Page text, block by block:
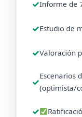
Informe de
Estudio de
Valoración
Escenarios
(optimista/